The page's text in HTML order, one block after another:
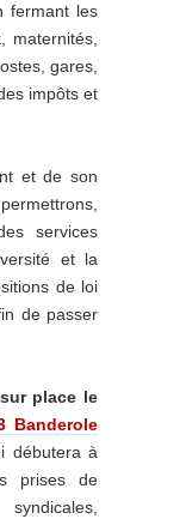
fermant les
maternités,
gares,
impôts et
et de son
services
et la
de loi
de passer
place le
Banderole
débutera à
prises de